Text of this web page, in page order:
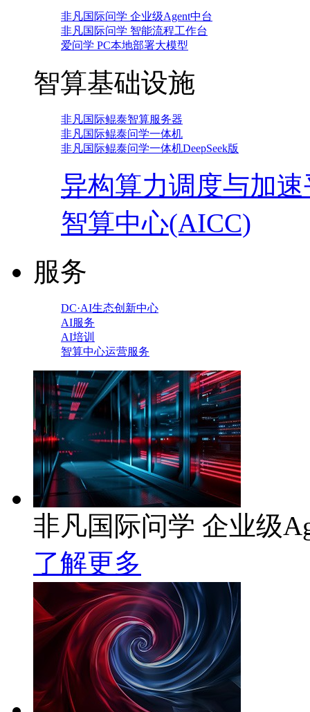
非凡国际问学 企业级Agent中台
非凡国际问学 智能流程工作台
爱问学 PC本地部署大模型
智算基础设施
非凡国际鲲泰智算服务器
非凡国际鲲泰问学一体机
非凡国际鲲泰问学一体机DeepSeek版
异构算力调度与加
智算中心(AICC)
服务
DC·AI生态创新中心
AI服务
AI培训
智算中心运营服务
非凡国际问学 企业级
了解更多